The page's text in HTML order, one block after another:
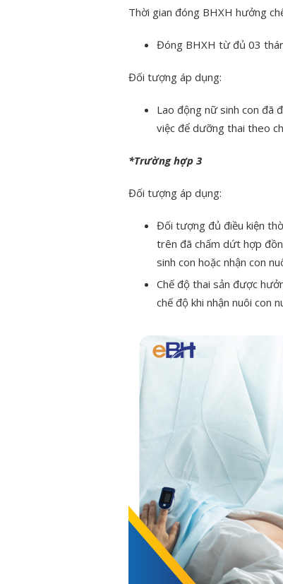
Thời gian đóng BHXH hưởng
Đóng BHXH từ đủ 03
Đối tượng áp dụng:
Lao động nữ sinh con đã
việc để dưỡng thai theo
*Trường hợp 3
Đối tượng áp dụng:
Đối tượng đủ điều kiện
trên đã chấm dứt hợp
sinh con hoặc nhận con
Chế độ thai sản được
chế độ khi nhận nuôi con